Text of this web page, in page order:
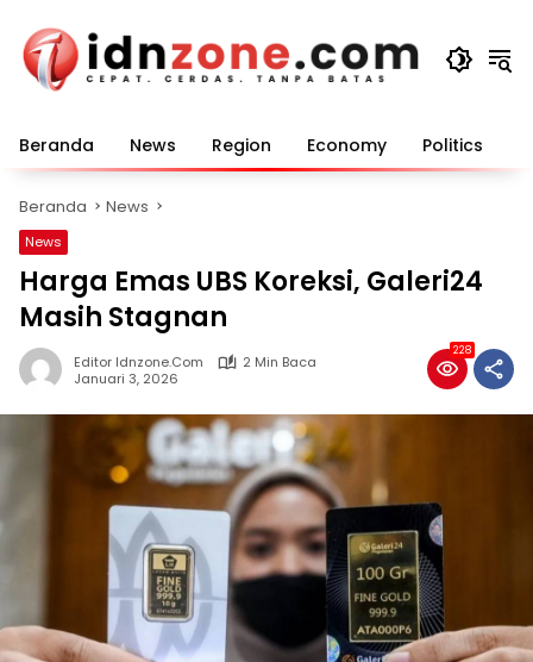
konten
Beranda News Region Economy Politics
Beranda News
News
Harga Emas UBS Koreksi, Galeri24
Masih Stagnan
Editor Idnzone.com
2 Min Baca
Januari 3, 2026
228